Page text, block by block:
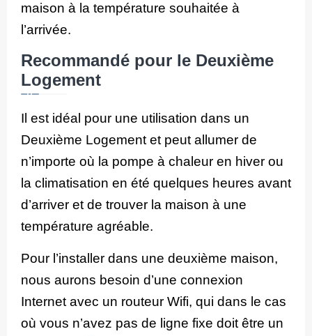
maison à la température souhaitée à
l’arrivée.
Recommandé pour le Deuxième
Logement
Il est idéal pour une utilisation dans un
Deuxième Logement et peut allumer de
n’importe où la pompe à chaleur en hiver ou
la climatisation en été quelques heures avant
d’arriver et de trouver la maison à une
température agréable.
Pour l’installer dans une deuxième maison,
nous aurons besoin d’une connexion
Internet avec un routeur Wifi, qui dans le cas
où vous n’avez pas de ligne fixe doit être un